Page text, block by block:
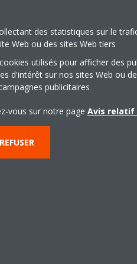
d'aide?
des statistiques sur le
Web ou des sites Web tiers
cookies utilisés pour afficher des
d'intérêt sur nos sites Web ou
publicitaires
vous sur notre page Avis relatif